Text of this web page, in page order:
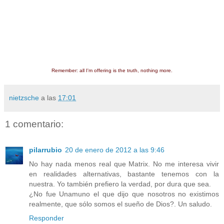
Remember: all I'm offering is the truth, nothing more.
nietzsche a las 17:01
1 comentario:
pilarrubio 20 de enero de 2012 a las 9:46
No hay nada menos real que Matrix. No me interesa vivir
en realidades alternativas, bastante tenemos con la
nuestra. Yo también prefiero la verdad, por dura que sea.
¿No fue Unamuno el que dijo que nosotros no existimos
realmente, que sólo somos el sueño de Dios?. Un saludo.
Responder